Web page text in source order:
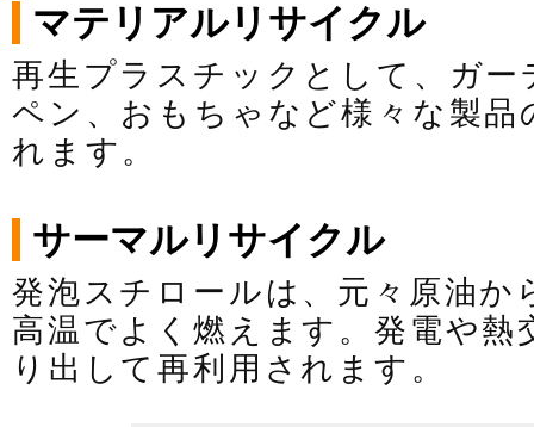
マテリアルリサイクル
再生プラスチックとして、ガ
ペン、おもちゃなど様々な製品
れます。
サーマルリサイクル
発泡スチロールは、元々原油
高温でよく燃えます。発電や熱
り出して再利用されます。